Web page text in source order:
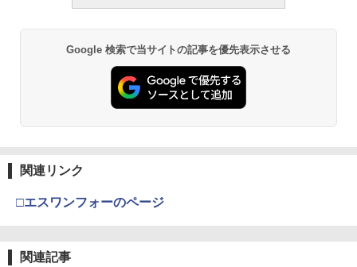
Google 検索で当サイトの記事を優先表示させる
関連リンク
□エスワンフォーのページ
関連記事